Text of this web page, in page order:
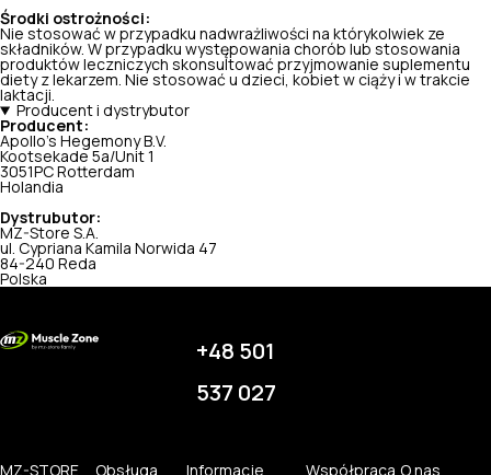
Środki ostrożności:
Nie stosować w przypadku nadwrażliwości na którykolwiek ze
składników. W przypadku występowania chorób lub stosowania
produktów leczniczych skonsultować przyjmowanie suplementu
diety z lekarzem. Nie stosować u dzieci, kobiet w ciąży i w trakcie
laktacji.
Producent i dystrybutor
Producent:
Apollo's Hegemony B.V.
Kootsekade 5a/Unit 1
3051PC Rotterdam
Holandia
Dystrubutor:
MZ-Store S.A.
ul. Cypriana Kamila Norwida 47
84-240 Reda
Polska
+48 501
537 027
MZ-STORE
Obsługa
Informacje
Współpraca O nas